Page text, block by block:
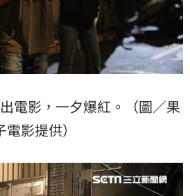
電影，一夕爆紅。（圖／果
電影提供）